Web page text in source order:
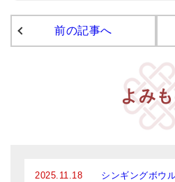
● マンダラ彫（黒・渋金）
お得なアマナマナ・セット
特大シンギングボウル・特殊柄
アマナマナのティンシャ
前の記事へ
よみ
2025.11.18
シンギングボウ